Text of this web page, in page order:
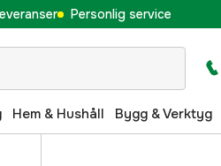
Personlig service
Hem & Hushåll Bygg & Verktyg